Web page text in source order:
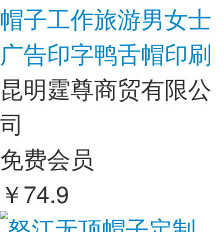
帽子工作旅游男女士
广告印字鸭舌帽印刷
昆明霆尊商贸有限公
司
免费会员
￥74.9